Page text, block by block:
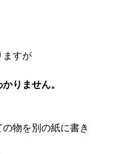
ますが
りません。
物を別の紙に書き